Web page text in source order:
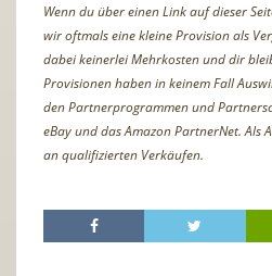
Wenn du über einen Link auf dieser
wir oftmals eine kleine Provision als
dabei keinerlei Mehrkosten und dir
Provisionen haben in keinem Fall
den Partnerprogrammen und
eBay und das Amazon PartnerNet. Als
an qualifizierten Verkäufen.